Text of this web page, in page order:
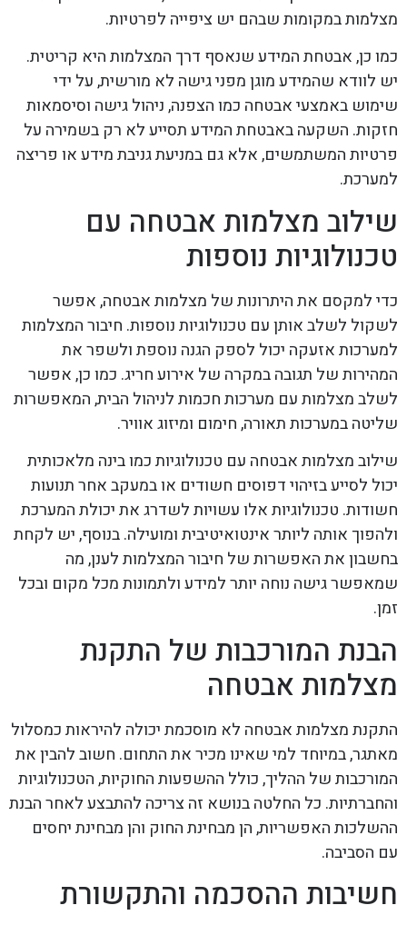
מצלמות במקומות שבהם יש ציפייה לפרטיות.
כמו כן, אבטחת המידע שנאסף דרך המצלמות היא קריטית.
יש לוודא שהמידע מוגן מפני גישה לא מורשית, על ידי
שימוש באמצעי אבטחה כמו הצפנה, ניהול גישה וסיסמאות
חזקות. השקעה באבטחת המידע תסייע לא רק בשמירה על
פרטיות המשתמשים, אלא גם במניעת גניבת מידע או פריצה
למערכת.
שילוב מצלמות אבטחה עם
טכנולוגיות נוספות
כדי למקסם את היתרונות של מצלמות אבטחה, אפשר
לשקול לשלב אותן עם טכנולוגיות נוספות. חיבור המצלמות
למערכות אזעקה יכול לספק הגנה נוספת ולשפר את
המהירות של תגובה במקרה של אירוע חריג. כמו כן, אפשר
לשלב מצלמות עם מערכות חכמות לניהול הבית, המאפשרות
שליטה במערכות תאורה, חימום ומיזוג אוויר.
שילוב מצלמות אבטחה עם טכנולוגיות כמו בינה מלאכותית
יכול לסייע בזיהוי דפוסים חשודים או במעקב אחר תנועות
חשודות. טכנולוגיות אלו עשויות לשדרג את יכולת המערכת
ולהפוך אותה ליותר אינטואיטיבית ומועילה. בנוסף, יש לקחת
בחשבון את האפשרות של חיבור המצלמות לענן, מה
שמאפשר גישה נוחה יותר למידע ולתמונות מכל מקום ובכל
זמן.
הבנת המורכבות של התקנת
מצלמות אבטחה
התקנת מצלמות אבטחה לא מוסכמת יכולה להיראות כמסלול
מאתגר, במיוחד למי שאינו מכיר את התחום. חשוב להבין את
המורכבות של ההליך, כולל ההשפעות החוקיות, הטכנולוגיות
והחברתיות. כל החלטה בנושא זה צריכה להתבצע לאחר הבנת
ההשלכות האפשריות, הן מבחינת החוק והן מבחינת יחסים
עם הסביבה.
חשיבות ההסכמה והתקשורת